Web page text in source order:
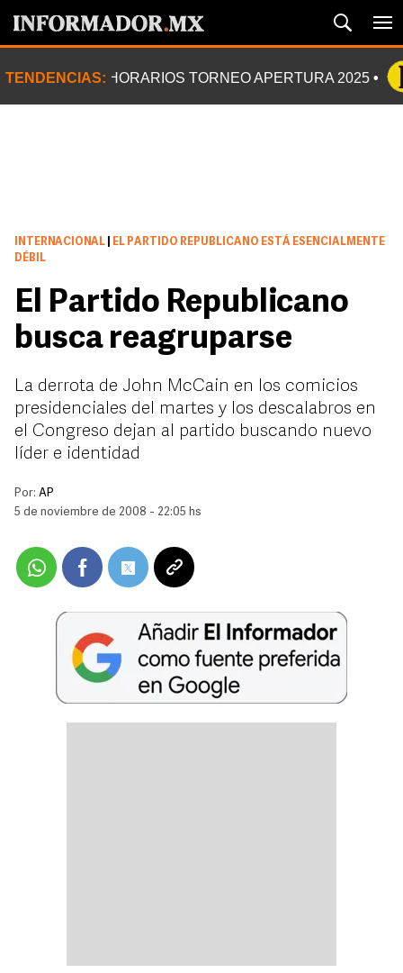
TENDENCIAS: HORARIOS TORNEO APERTURA 2025
INTERNACIONAL
EL PARTIDO REPUBLICANO ESTÁ ESENCIALMENTE
DÉBIL
El Partido Republicano
busca reagruparse
La derrota de John McCain en los comicios
presidenciales del martes y los descalabros en
el Congreso dejan al partido buscando nuevo
líder e identidad
Por: AP
5 de noviembre de 2008 - 22:05 hs